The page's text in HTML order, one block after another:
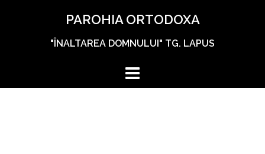
PAROHIA ORTODOXA
"ÎNALTAREA DOMNULUI" TG. LAPUS